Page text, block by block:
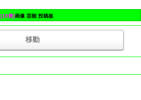
[18禁]画像 芸能 投稿板